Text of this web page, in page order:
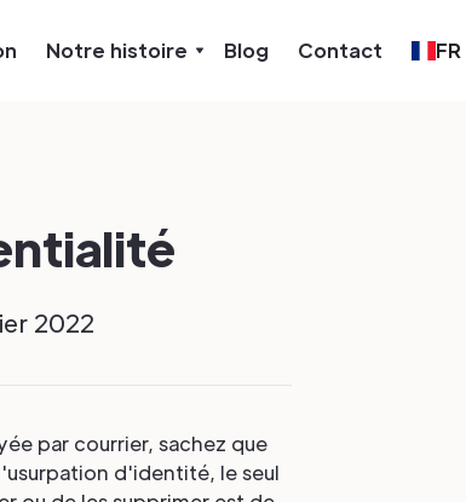
Notre histoire Blog Contact FR
2022
par courrier, sachez que
d'identité, le seul